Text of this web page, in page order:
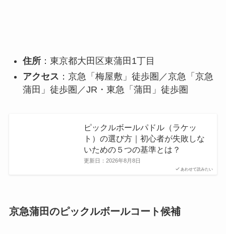
住所：東京都大田区東蒲田1丁目
アクセス ：京急「梅屋敷」徒歩圏／京急「京急
蒲田」徒歩圏／JR・東急「蒲田」徒歩圏
あわせて読みたい
ピックルボールパドル（ラケッ
ト）の選び方｜初心者が失敗しな
いための５つの基準とは？
更新日： 2026年8月8日
京急蒲田のピックルボールコート候補